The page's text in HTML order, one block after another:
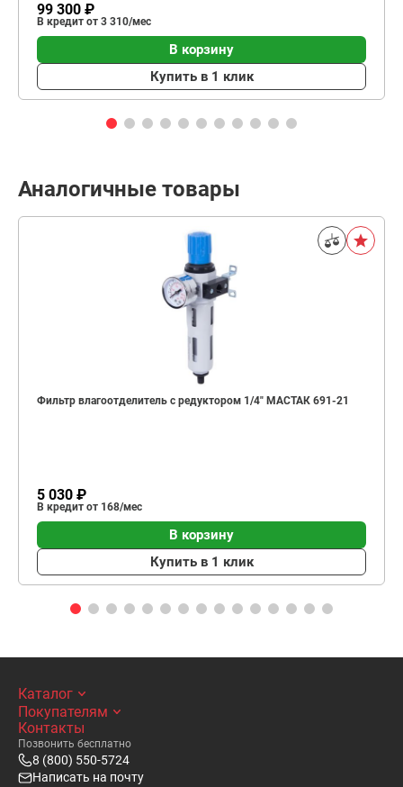
99 300 ₽
В кредит от 3 310/мес
В корзину
Купить в 1 клик
Аналогичные товары
Фильтр влагоотделитель с редуктором 1/4" МАСТАК 691-21
5 030 ₽
В кредит от 168/мес
В корзину
Купить в 1 клик
Каталог
Покупателям
Контакты
Позвонить бесплатно
8 (800) 550-5724
Написать на почту